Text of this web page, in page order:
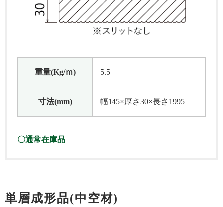
重量(Kg/ｍ) 5.5
寸法(mm) 幅145×厚さ30×長さ1995
〇通常在庫品
単層成形品(中空材)